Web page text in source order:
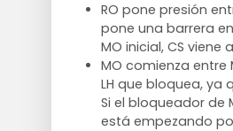
RO pone presión
pone una barrera
MO inicial, CS
MO comienza entre
LH que bloquea, ya
Si el bloqueador de
está empezando